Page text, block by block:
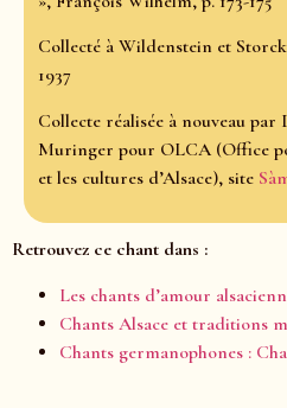
Collecté à Wildenstein et
1937
Collecte réalisée à nouveau par
Muringer pour OLCA (Office
et les cultures d’Alsace), site
Retrouvez ce chant dans :
Les chants d’amour
Chants Alsace et traditions
Chants germanophones :